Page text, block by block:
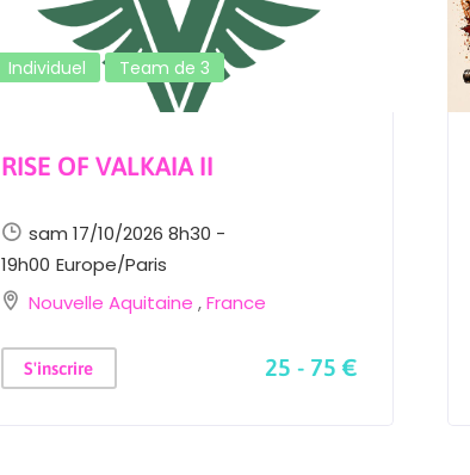
Individuel Team de 3
RISE OF VALKAIA II
sam 17/10/2026 8h30 -
19h00 Europe/Paris
Nouvelle Aquitaine ,France
S'inscrire 25 - 75 €